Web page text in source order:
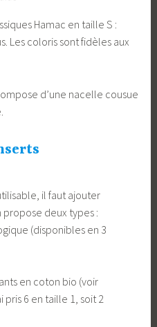
Hamac en taille S :
Les coloris sont fidèles aux
d’une nacelle cousue
il faut ajouter
propose deux types :
(disponibles en 3
en coton bio (voir
pris 6 en taille 1, soit 2